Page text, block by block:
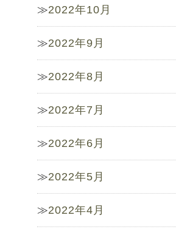
2022年10月
2022年9月
2022年8月
2022年7月
2022年6月
2022年5月
2022年4月